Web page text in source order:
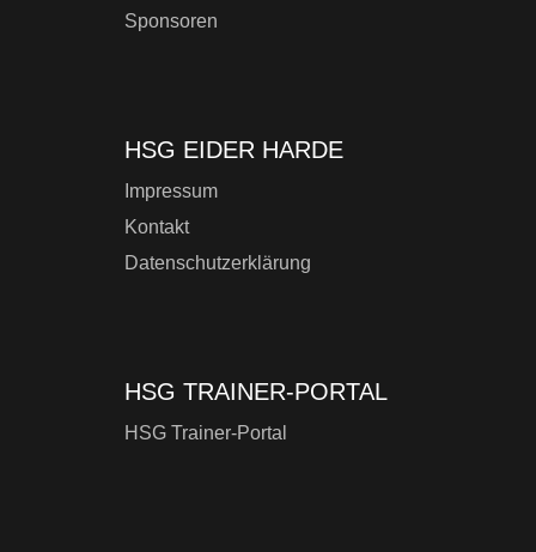
Sponsoren
HSG EIDER HARDE
Impressum
Kontakt
Datenschutzerklärung
HSG TRAINER-PORTAL
HSG Trainer-Portal